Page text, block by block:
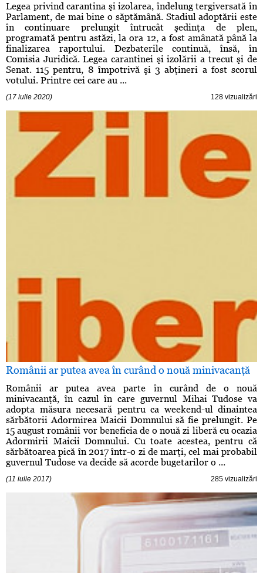
Legea privind carantina şi izolarea, îndelung tergiversată în
Parlament, de mai bine o săptămână. Stadiul adoptării este
în continuare prelungit întrucât şedinţa de plen,
programată pentru astăzi, la ora 12, a fost amânată până la
finalizarea raportului. Dezbaterile continuă, însă, în
Comisia Juridică. Legea carantinei şi izolării a trecut şi de
Senat. 115 pentru, 8 împotrivă şi 3 abţineri a fost scorul
votului. Printre cei care au ...
(17 iulie 2020) 128 vizualizări
Românii ar putea avea în curând o nouă minivacanţă
Românii ar putea avea parte în curând de o nouă
minivacanţă, în cazul în care guvernul Mihai Tudose va
adopta măsura necesară pentru ca weekend-ul dinaintea
sărbătorii Adormirea Maicii Domnului să fie prelungit. Pe
15 august românii vor beneficia de o nouă zi liberă cu ocazia
Adormirii Maicii Domnului. Cu toate acestea, pentru că
sărbătoarea pică în 2017 într-o zi de marţi, cel mai probabil
guvernul Tudose va decide să acorde bugetarilor o ...
(11 iulie 2017) 285 vizualizări